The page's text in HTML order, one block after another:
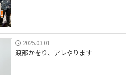
2025.03.01
渡部かをり、アレやります